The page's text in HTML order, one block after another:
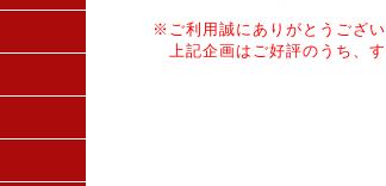
※ご利用誠にありがとうござい
上記企画はご好評のうち、す